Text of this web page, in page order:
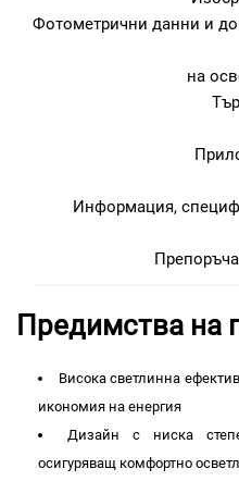
Фотометрични данни и
на
Информация,
Предимства на
Висока светлинна
икономия на енергия
Дизайн с ниска
осигуряващ комфортно